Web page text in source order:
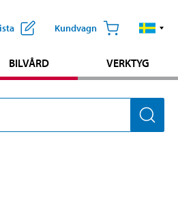
Kundvagn
BILVÅRD VERKTYG